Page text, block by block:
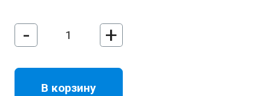
- +
В корзину